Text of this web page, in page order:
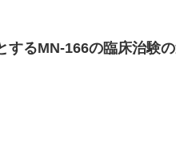
るMN-166の臨床治験